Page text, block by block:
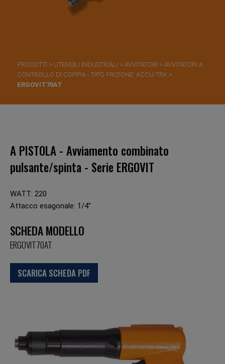
PRODOTTI > UTENSILI INDUSTRIALI > AVVITATORI > AVVITATORI A
CONTROLLO DI COPPIA - TIPO FRIZIONE: ACCU-TRK >
ERGOVIT70AT
A PISTOLA - Avviamento combinato
pulsante/spinta - Serie ERGOVIT
WATT: 220
Attacco esagonale: 1/4”
SCHEDA MODELLO
ERGOVIT70AT
SCARICA SCHEDA PDF